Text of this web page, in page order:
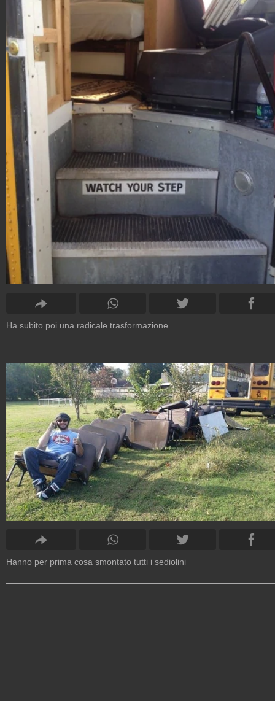
Ha subito poi una radicale trasformazione
Hanno per prima cosa smontato tutti i sediolini